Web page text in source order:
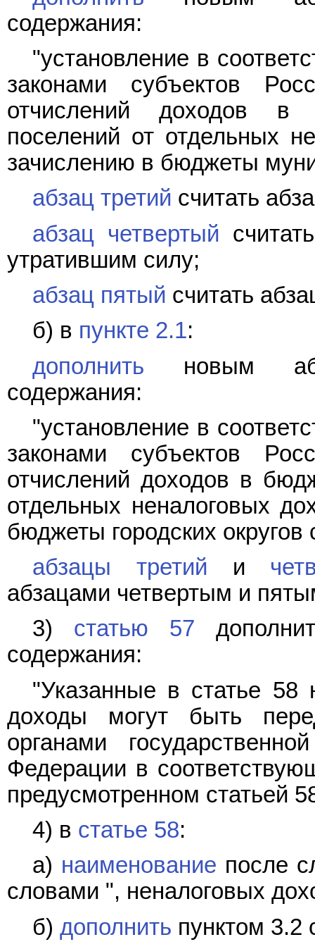
содержания:
"установление в
законами субъектов
отчислений доходов в
поселений от отдельных
зачислению в бюджеты
абзац третий считать
абзац четвертый
утратившим силу;
абзац пятый считать
б) в пункте 2.1:
дополнить новым
содержания:
"установление в
законами субъектов
отчислений доходов в
отдельных неналоговых
бюджеты городских
абзацы третий и
абзацами четвертым и
3) статью 57
содержания:
"Указанные в статье 58
доходы могут быть
органами
Федерации в
предусмотренном статьей
4) в статье 58:
а) наименование после
словами ", неналоговых
б) дополнить пунктом 3.2